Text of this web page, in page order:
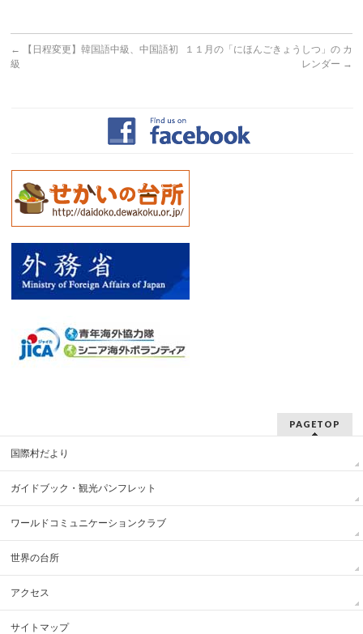
←
【日程変更】韓国語中級、中国語初
級
１１月の「にほんごきょうしつ」の カ
レンダー →
PAGETOP
国際村だより
ガイドブック・観光パンフレット
ワールドコミュニケーションクラブ
世界の台所
アクセス
サイトマップ